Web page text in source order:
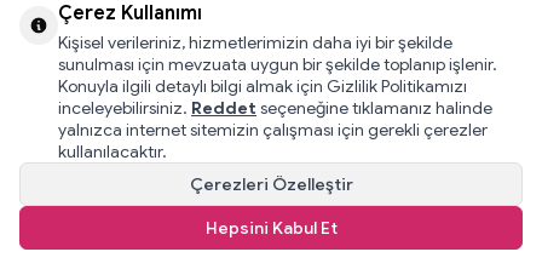
© 2026 Mamacı Teyze · Nurşen ve ekibi ile birlikte ile hazırlandı.
Mesafeli Satış Sözleşmesi
Pati Puan Kazanma Koşulları
Gizlilik ve Çerez Politikası
KVKK Aydınlatma Metni
Kullanıcı Sözleşmesi
T-SoftE-TicaretSistemleriyle Hazırlanmıştır.
Çerez Kullanımı
Kişisel verileriniz, hizmetlerimizin daha iyi bir şekilde
sunulması için mevzuata uygun bir şekilde toplanıp işlenir.
Konuyla ilgili detaylı bilgi almak için Gizlilik Politikamızı
inceleyebilirsiniz. Reddet seçeneğine tıklamanız halinde
yalnızca internet sitemizin çalışması için gerekli çerezler
kullanılacaktır.
Çerezleri Özelleştir
Hepsini Kabul Et